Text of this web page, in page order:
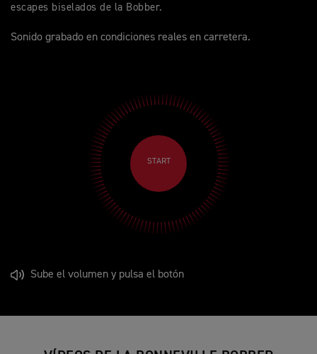
escapes biselados de la Bobber.
Sonido grabado en condiciones reales en carretera.
START
Sube el volumen y pulsa el botón